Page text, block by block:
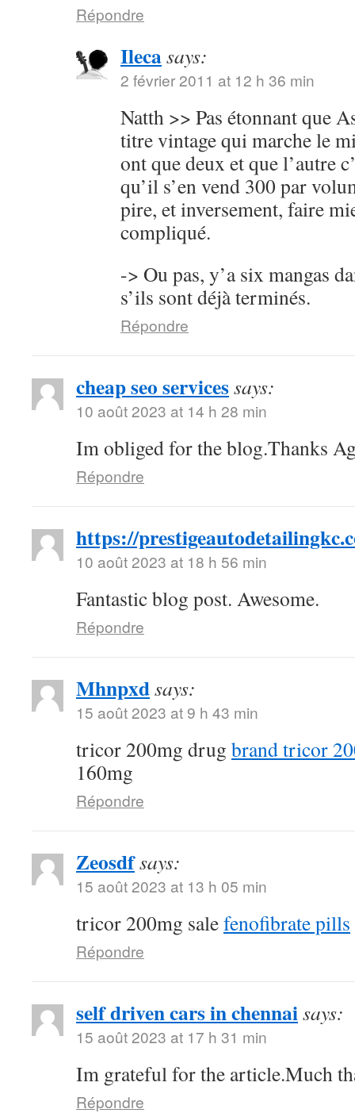
Répondre
Ilecasays:
2 février 2011 at 12 h 36 min
Natth >> Pas étonnant que
titre vintage qui marche le
ont que deux et que l’autre
qu’il s’en vend 300 par
pire, et inversement, faire
compliqué.
-> Ou pas, y’a six mangas
s’ils sont déjà terminés.
Répondre
cheap seo servicessays:
10 août 2023 at 14 h 28 min
Im obliged for the blog.Thanks
Répondre
https://
10 août 2023 at 18 h 56 min
Fantastic blog post. Awesome.
Répondre
Mhnpxdsays:
15 août 2023 at 9 h 43 min
tricor 200mg drug brand tricor
160mg
Répondre
Zeosdfsays:
15 août 2023 at 13 h 05 min
tricor 200mg salefenofibrate pills
Répondre
self driven cars in chennaisays:
15 août 2023 at 17 h 31 min
Im grateful for the article.Much
Répondre